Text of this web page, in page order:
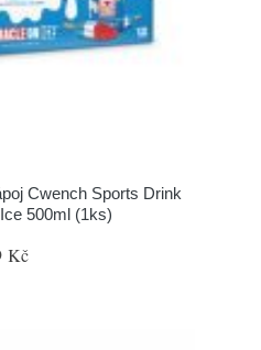
Cwench Sports Drink
500ml (1ks)
Kč